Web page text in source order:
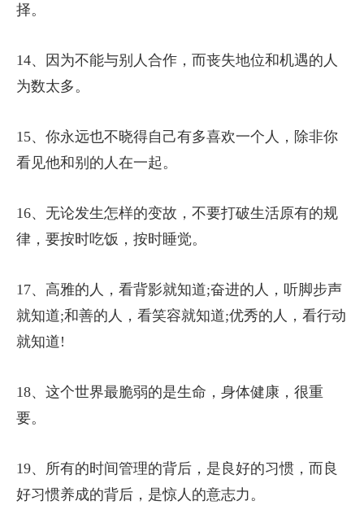
择。
14、因为不能与别人合作，而丧失地位和机遇的人
为数太多。
15、你永远也不晓得自己有多喜欢一个人，除非你
看见他和别的人在一起。
16、无论发生怎样的变故，不要打破生活原有的规
律，要按时吃饭，按时睡觉。
17、高雅的人，看背影就知道;奋进的人，听脚步声
就知道;和善的人，看笑容就知道;优秀的人，看行动
就知道!
18、这个世界最脆弱的是生命，身体健康，很重
要。
19、所有的时间管理的背后，是良好的习惯，而良
好习惯养成的背后，是惊人的意志力。